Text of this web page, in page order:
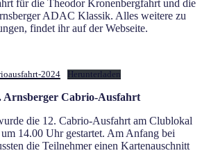
für die Theodor Kronenbergfahrt und die
ADAC Klassik. Alles weitere zu
findet ihr auf der Webseite.
2024 Herunterladen
Arnsberger Cabrio-Ausfahrt
die 12. Cabrio-Ausfahrt am Clublokal
14.00 Uhr gestartet. Am Anfang bei
die Teilnehmer einen Kartenauschnitt